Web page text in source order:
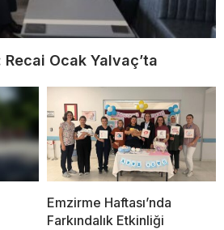
Ocak Yalvaç’ta
Emzirme Haftası’nda
Farkındalık Etkinliği